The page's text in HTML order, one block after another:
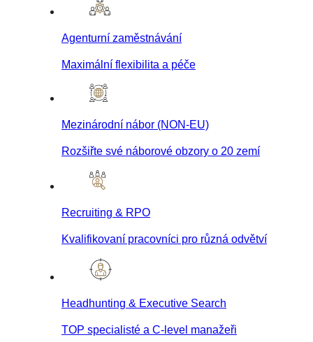
Agenturní zaměstnávání
Maximální flexibilita a péče
Mezinárodní nábor (NON-EU)
Rozšiřte své náborové obzory o 20 zemí
Recruiting & RPO
Kvalifikovaní pracovníci pro různá odvětví
Headhunting & Executive Search
TOP specialisté a C-level manažeři